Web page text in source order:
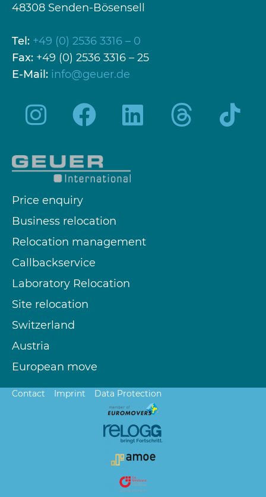
48308 Senden-Bösensell
Tel: +49 (0) 2536 3316 – 0
Fax: +49 (0) 2536 3316 – 25
E-Mail: info@geuer.de
Price enquiry
Business relocation
Relocation management
Callbackservice
Laboratory Relocation
Site relocation
Switzerland
Austria
European move
Contact Imprint Data Protection